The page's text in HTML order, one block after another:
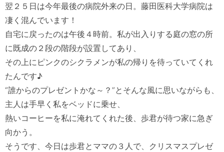
翌２５日は今年最後の病院外来の日。藤田医科大学病院は
凄く混んでいます！
自宅に戻ったのは午後４時前。私が出入りする庭の窓の所
に既成の２段の階段が設置してあり、
その上にピンクのシクラメンが私の帰りを待っていてくれ
たんです♪
“誰からのプレゼントかな～？”とそんな風に思いながらも、
主人は手早く私をベッドに乗せ、
熱いコーヒーを私に淹れてくれた後、歩君が待つ家に急ぎ
向かう。
そうです、今日は歩君とママの３人で、クリスマスプレゼ